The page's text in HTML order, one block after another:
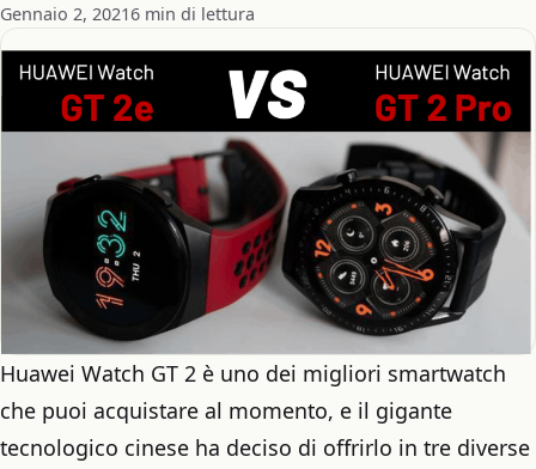
Gennaio 2, 20216 min di lettura
Huawei Watch GT 2 è uno dei migliori smartwatch
che puoi acquistare al momento, e il gigante
tecnologico cinese ha deciso di offrirlo in tre diverse